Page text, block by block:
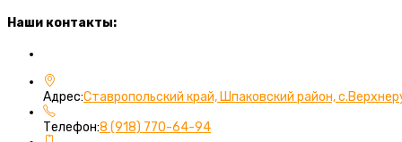
Наши контакты:
Адрес:Ставропольский край, Шпаковский район,
Телефон:8 (918) 770-64-94Откроется